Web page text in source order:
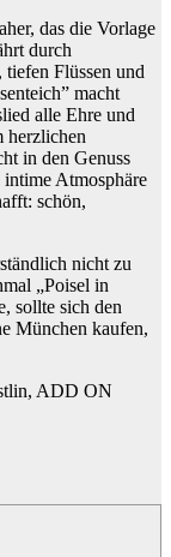
das die Vorlage
durch
tiefen Flüssen und
macht
alle Ehre und
herzlichen
in den Genuss
Atmosphäre
schön,
nicht zu
„Poisel in
sollte sich den
München kaufen,
ADD ON